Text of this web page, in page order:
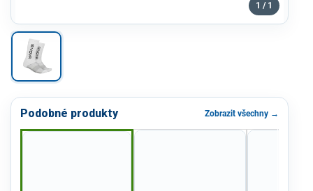
1 / 1
Podobné produkty Zobrazit všechny →